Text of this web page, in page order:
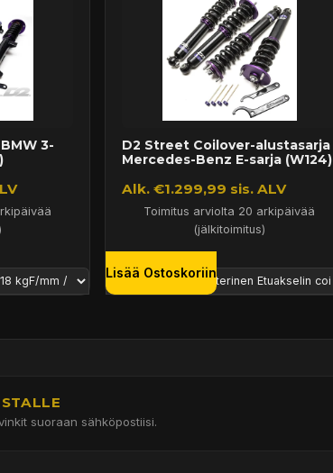
3-
D2 Street Coilover-alustasarja
Mercedes-Benz E-sarja (W124)
Alk. €1.299,99 sis. ALV
Toimitus arviolta 20 arkipäivää
(jälkitoimitus)
Lisää Ostoskoriin
suoraan sähköpostiisi.